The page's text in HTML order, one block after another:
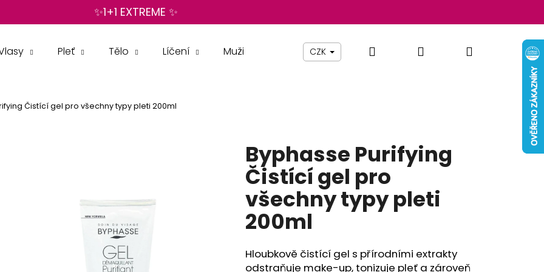
✨1+1 EXTREME ✨
Pleť Tělo Líčení Muži Beauty By Simona Pomůcky Nábytek
CZK Hledat PřihlášeníNákupní
Čistící gel pro všechny typy pleti 200ml
Byphasse Purifying
Čistící gel pro
všechny typy pleti
200ml
Hloubkově čistící gel s přírodními extrakty
odstraňuje make-up, tonizuje pleť a zároveň